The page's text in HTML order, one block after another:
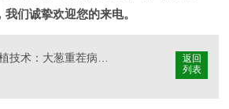
们诚挚欢迎您的来电。
返回
列表